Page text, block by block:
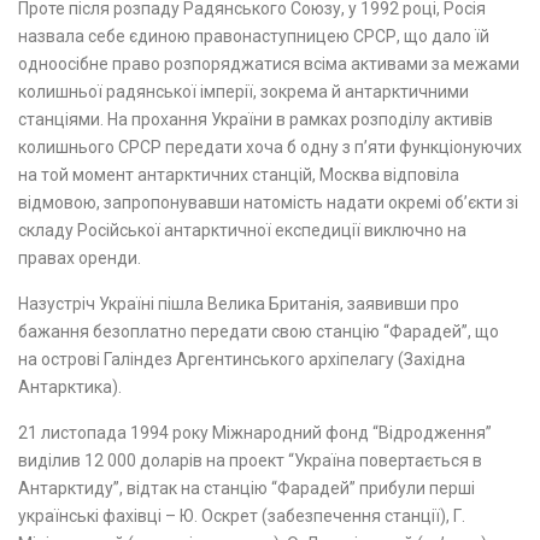
Проте після розпаду Радянського Союзу, у 1992 році, Росія
назвала себе єдиною правонаступницею СРСР, що дало їй
одноосібне право розпоряджатися всіма активами за межами
колишньої радянської імперії, зокрема й антарктичними
станціями. На прохання України в рамках розподілу активів
колишнього СРСР передати хоча б одну з п’яти функціонуючих
на той момент антарктичних станцій, Москва відповіла
відмовою, запропонувавши натомість надати окремі об’єкти зі
складу Російської антарктичної експедиції виключно на
правах оренди.
Назустріч Україні пішла Велика Британія, заявивши про
бажання безоплатно передати свою станцію “Фарадей”, що
на острові Галіндез Аргентинського архіпелагу (Західна
Антарктика).
21 листопада 1994 року Міжнародний фонд “Відродження”
виділив 12 000 доларів на проект “Україна повертається в
Антарктиду”, відтак на станцію “Фарадей” прибули перші
українські фахівці – Ю. Оскрет (забезпечення станції), Г.